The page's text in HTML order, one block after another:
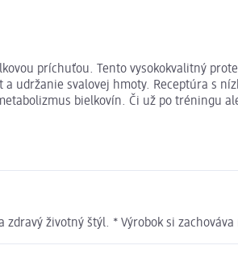
príchuťou. Tento vysokokvalitný
udržanie svalovej hmoty. Receptúra s
bielkovín. Či už po tréningu
životný štýl. * Výrobok si